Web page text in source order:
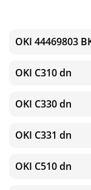
OKI 44469803
OKI C310 dn
OKI C330 dn
OKI C331 dn
OKI C510 dn